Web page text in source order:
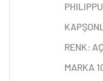
RENK:
MARKA